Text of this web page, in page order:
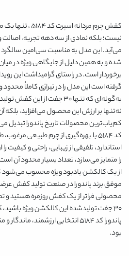
کفش چرم مردانه اسپرت
نیست؛ بلکه نمادی از سه دهه تجربه، اصالت و
می‌آید. این مدل به مناسبت سی‌امین سالگرد
شده و به همین دلیل از جایگاهی ویژه در
برخوردار است. در راستای گرامیداشت این
گرفته است این مدل را در تیراژی کاملاً محدود
به‌گونه‌ای که تنها 30 جفت از
نه‌تنها بر ارزش این محصول می‌افزاید، بلکه
کم‌یاب‌ترین محصولات تاریخ پاندورا تبدیل
کد 5184 با بهره‌گیری از چرم طبیعی
استاندارد، تلفیقی از زیبایی، راحتی و کیفیت
را متمایز می‌سازد، تعداد بسیار محدود آن
موفق برند پاندورا در صنعت تولید کفش
محصولی فراتر از یک کفش روزمره هستید و
30 جفت تولیدشده این کالکشن ویژه باشید،
پاندورا کد 5184 انتخابی ارزشمند،
بود.